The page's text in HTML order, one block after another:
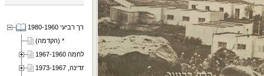
הקיבוץ המאוחד ביישובה של הארץ: כרך רביעי 1980-1960
* (הקדמה)
שער ראשון: ממיתון - לסערת מלחמה 1967-1960
שער שני: פרשת-דרכיםבמדינה, 1973-1967